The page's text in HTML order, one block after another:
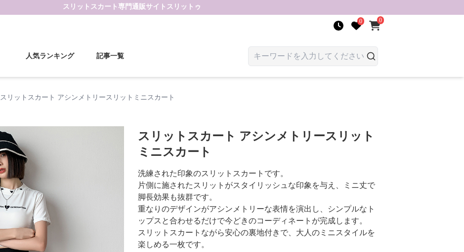
スリットスカート 専門通販サイト スリットゥ
0 0
人気ランキング 記事一覧
スリットスカート アシンメトリースリットミニスカート
スリットスカート アシンメトリースリット
ミニスカート
洗練された印象のスリットスカートです。
片側に施されたスリットがスタイリッシュな印象を与え、ミニ丈で
脚長効果も抜群です。
重なりのデザインがアシンメトリーな表情を演出し、シンプルなト
ップスと合わせるだけで今どきのコーディネートが完成します。
スリットスカートながら安心の裏地付きで、大人のミニスタイルを
楽しめる一枚です。